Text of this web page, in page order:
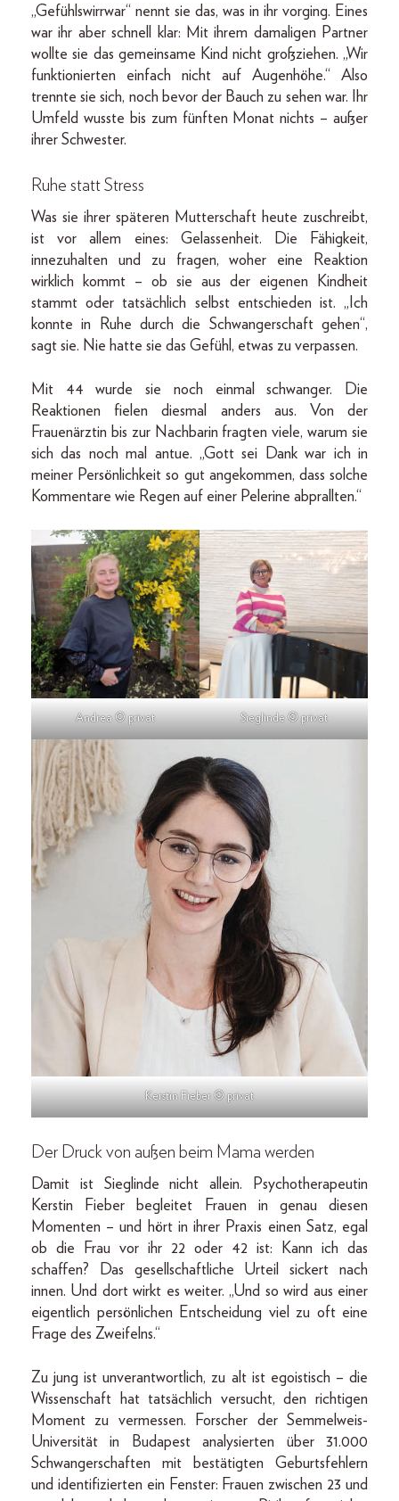
„Gefühlswirrwar“ nennt sie das, was in ihr vorging. Eines
war ihr aber schnell klar: Mit ihrem damaligen Partner
wollte sie das gemeinsame Kind nicht großziehen. „Wir
funktionierten einfach nicht auf Augenhöhe.“ Also
trennte sie sich, noch bevor der Bauch zu sehen war. Ihr
Umfeld wusste bis zum fünften Monat nichts – außer
ihrer Schwester.
Ruhe statt Stress
Was sie ihrer späteren Mutterschaft heute zuschreibt,
ist vor allem eines: Gelassenheit. Die Fähigkeit,
innezuhalten und zu fragen, woher eine Reaktion
wirklich kommt – ob sie aus der eigenen Kindheit
stammt oder tatsächlich selbst entschieden ist. „Ich
konnte in Ruhe durch die Schwangerschaft gehen“,
sagt sie. Nie hatte sie das Gefühl, etwas zu verpassen.
Mit 44 wurde sie noch einmal schwanger. Die
Reaktionen fielen diesmal anders aus. Von der
Frauenärztin bis zur Nachbarin fragten viele, warum sie
sich das noch mal antue. „Gott sei Dank war ich in
meiner Persönlichkeit so gut angekommen, dass solche
Kommentare wie Regen auf einer Pelerine abprallten.“
Andrea © privat Sieglinde © privat
Kerstin Fieber © privat
Der Druck von außen beim Mama werden
Damit ist Sieglinde nicht allein. Psychotherapeutin
Kerstin Fieber begleitet Frauen in genau diesen
Momenten – und hört in ihrer Praxis einen Satz, egal
ob die Frau vor ihr 22 oder 42 ist: Kann ich das
schaffen? Das gesellschaftliche Urteil sickert nach
innen. Und dort wirkt es weiter. „Und so wird aus einer
eigentlich persönlichen Entscheidung viel zu oft eine
Frage des Zweifelns.“
Zu jung ist unverantwortlich, zu alt ist egoistisch – die
Wissenschaft hat tatsächlich versucht, den richtigen
Moment zu vermessen. Forscher der Semmelweis-
Universität in Budapest analysierten über 31.000
Schwangerschaften mit bestätigten Geburtsfehlern
und identifizierten ein Fenster: Frauen zwischen 23 und